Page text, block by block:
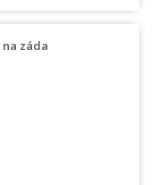
na záda